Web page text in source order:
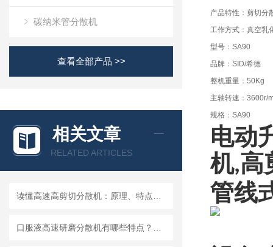
碳纳米管分散机
查看全部产品 >>
相关文章
RELATED ARTICLES
产品特性：剪切分
工作方式：真空乳
型号：SA90
品牌：SID/希德
整机重量：50Kg
主轴转速：3600r/
规格：SA90
电动
机,高
管线